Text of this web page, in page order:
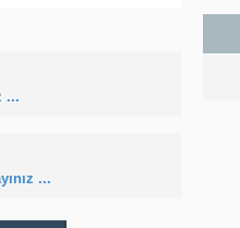
...
...